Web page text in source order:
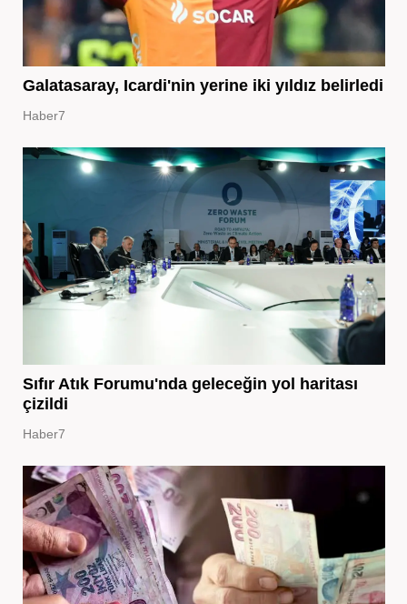
Galatasaray, Icardi'nin yerine iki yıldız belirledi
Haber7
Sıfır Atık Forumu'nda geleceğin yol haritası
çizildi
Haber7